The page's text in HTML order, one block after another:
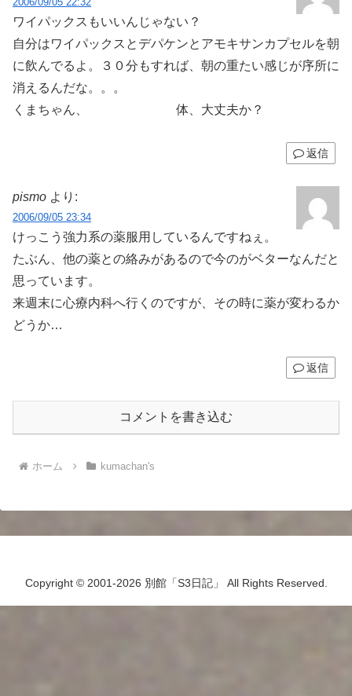
ワイパックスもいいんじゃない？
自分はワイパックスとデパケンとアモキサンカプセルを朝
に飲んでるよ。３０分もすれば、朝の重たい感じが序所に
消えるんだな。。。
くまちゃん、 体、大丈夫か？
返信
pismo より:
2006/09/05 23:34
けっこう強力系の薬服用しているんですねぇ。
たぶん、他の薬との絡みがあるので今のがベターなんだと
思っています。
来週末に心療内科へ行くのですが、その時に薬が変わるか
どうか…
返信
コメントを書き込む
ホーム kumachan's
Copyright © 2001-2026 別館「S3日記」 All Rights Reserved.